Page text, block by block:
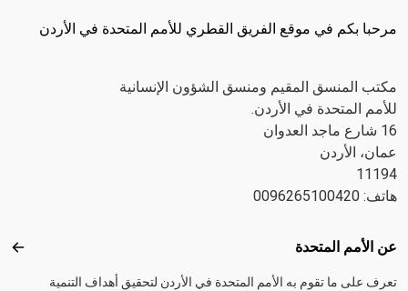
مرحبا بكم في موقع الفريق القطري للأمم المتحدة في الأردن
مكتب المنسق المقيم ومنسق الشؤون الإنسانية
للأمم المتحدة في الأردن.
16 شارع ماجد العدوان
عمان، الأردن
11194
هاتف: 0096265100420
Footer menu
عن الأمم المتحدة عن
تعرف على ما تقوم به الأمم المتحدة في الأردن لتحقيق أهداف التنمية